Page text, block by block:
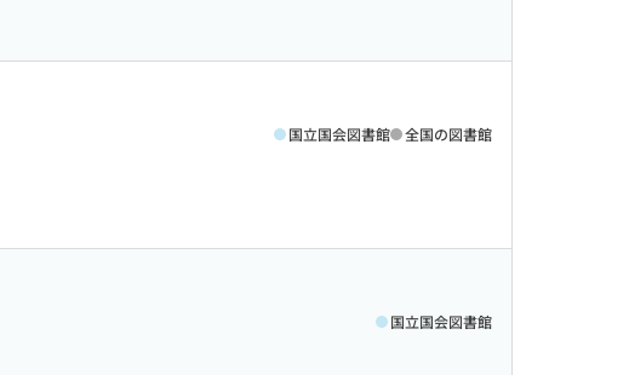
国立国会図書館 全国の図書館
国立国会図書館